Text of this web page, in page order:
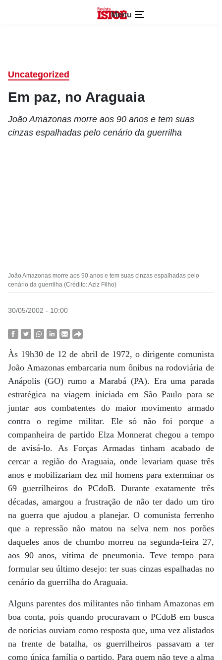
Menu
Uncategorized
Em paz, no Araguaia
João Amazonas morre aos 90 anos e tem suas
cinzas espalhadas pelo cenário da guerrilha
João Amazonas morre aos 90 anos e tem suas cinzas espalhadas pelo
cenário da guerrilha (Crédito: Aziz Filho)
30/05/2002 - 10:00
Às 19h30 de 12 de abril de 1972, o dirigente comunista
João Amazonas embarcaria num ônibus na rodoviária de
Anápolis (GO) rumo a Marabá (PA). Era uma parada
estratégica na viagem iniciada em São Paulo para se
juntar aos combatentes do maior movimento armado
contra o regime militar. Ele só não foi porque a
companheira de partido Elza Monnerat chegou a tempo
de avisá-lo. As Forças Armadas tinham acabado de
cercar a região do Araguaia, onde levariam quase três
anos e mobilizariam dez mil homens para exterminar os
69 guerrilheiros do PCdoB. Durante exatamente três
décadas, amargou a frustração de não ter dado um tiro
na guerra que ajudou a planejar. O comunista ferrenho
que a repressão não matou na selva nem nos porões
daqueles anos de chumbo morreu na segunda-feira 27,
aos 90 anos, vítima de pneumonia. Teve tempo para
formular seu último desejo: ter suas cinzas espalhadas no
cenário da guerrilha do Araguaia.
Alguns parentes dos militantes não tinham Amazonas em
boa conta, pois quando procuravam o PCdoB em busca
de notícias ouviam como resposta que, uma vez alistados
na frente de batalha, os guerrilheiros passavam a ter
como única família o partido. Para quem não teve a alma